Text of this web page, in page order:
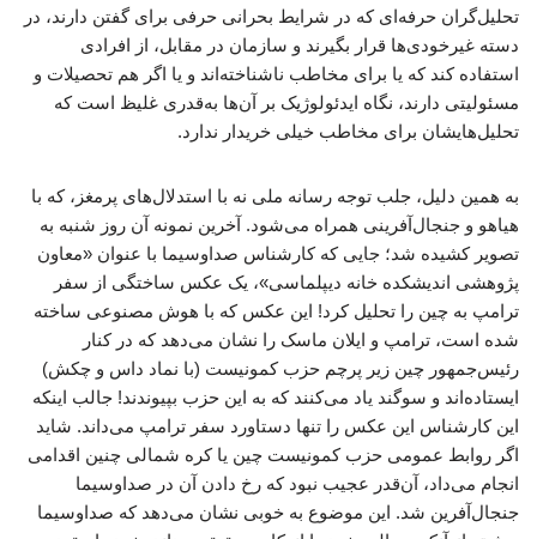
تحلیل‌گران حرفه‌ای که در شرایط بحرانی حرفی برای گفتن دارند، در
دسته غیرخودی‌ها قرار بگیرند و سازمان در مقابل، از افرادی
استفاده کند که یا برای مخاطب ناشناخته‌اند و یا اگر هم تحصیلات و
مسئولیتی دارند، نگاه ایدئولوژیک بر آن‌ها به‌قدری غلیظ است که
تحلیل‌هایشان برای مخاطب خیلی خریدار ندارد.
به همین دلیل، جلب توجه رسانه ملی نه با استدلال‌های پرمغز، که با
هیاهو و جنجال‌آفرینی همراه می‌شود. آخرین نمونه آن روز شنبه به
تصویر کشیده شد؛ جایی که کارشناس صداوسیما با عنوان «معاون
پژوهشی اندیشکده خانه دیپلماسی»، یک عکس ساختگی از سفر
ترامپ به چین را تحلیل کرد! این عکس که با هوش مصنوعی ساخته
شده است، ترامپ و ایلان ماسک را نشان می‌دهد که در کنار
رئیس‌جمهور چین زیر پرچم حزب کمونیست (با نماد داس و چکش)
ایستاده‌اند و سوگند یاد می‌کنند که به این حزب بپیوندند! جالب اینکه
این کارشناس این عکس را تنها دستاورد سفر ترامپ می‌داند. شاید
اگر روابط عمومی حزب کمونیست چین یا کره شمالی چنین اقدامی
انجام می‌داد، آن‌قدر عجیب نبود که رخ دادن آن در صداوسیما
جنجال‌آفرین شد. این موضوع به خوبی نشان می‌دهد که صداوسیما